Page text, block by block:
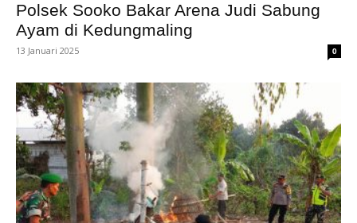
Polsek Sooko Bakar Arena Judi Sabung
Ayam di Kedungmaling
13 Januari 2025 0